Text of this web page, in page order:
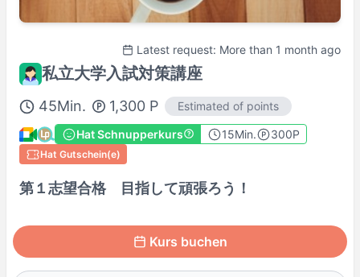
Latest request: More than 1 month ago
私立大学入試対策講座
45Min. 1,300 P Estimated of points
Hat Schnupperkurs 15Min. 300P
Hat Gutschein(e)
第１志望合格 目指して頑張ろう！
Kurs buchen